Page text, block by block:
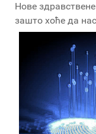
Нове
зашто хоће да нас